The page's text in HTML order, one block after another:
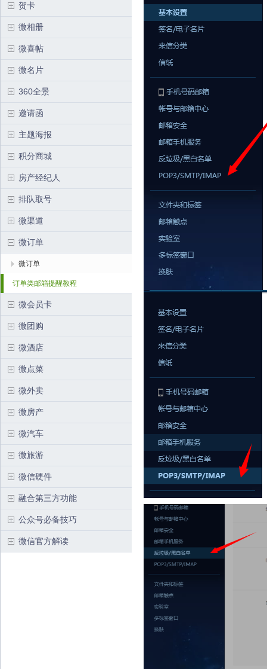
贺卡
微相册
微喜帖
微名片
360全景
邀请函
主题海报
积分商城
房产经纪人
排队取号
微渠道
微订单
微订单
订单类邮箱提醒教程
微会员卡
微团购
微酒店
微点菜
微外卖
微房产
微汽车
微旅游
微信硬件
融合第三方功能
公众号必备技巧
微信官方解读